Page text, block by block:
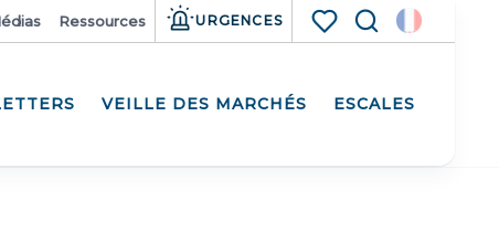
Ressources URGENCES
Recherche
VEILLE DES MARCHÉS ESCALES